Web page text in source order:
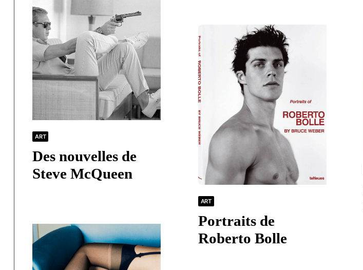
ART
Des nouvelles de
Steve McQueen
ART
Portraits de
Roberto Bolle